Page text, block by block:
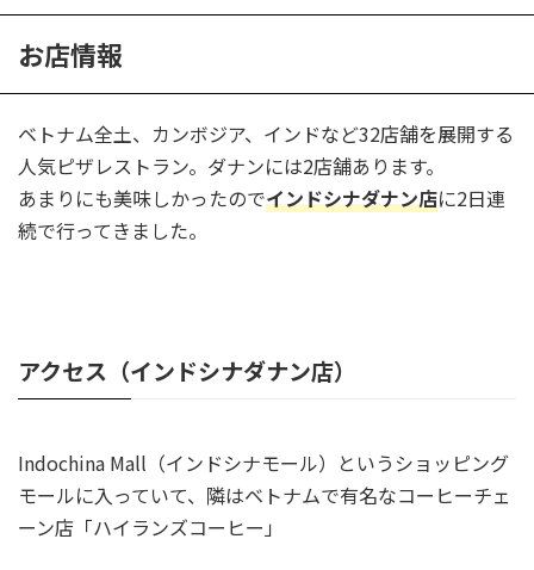
お店情報
ベトナム全土、カンボジア、インドなど32店舗を展開する
人気ピザレストラン。ダナンには2店舗あります。
あまりにも美味しかったのでインドシナダナン店に2日連
続で行ってきました。
アクセス（インドシナダナン店）
Indochina Mall（インドシナモール）というショッピング
モールに入っていて、隣はベトナムで有名なコーヒーチェ
ーン店「ハイランズコーヒー」